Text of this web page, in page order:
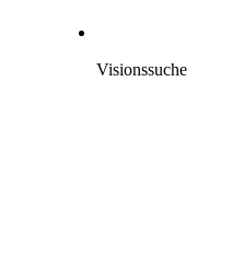
Visionssuche